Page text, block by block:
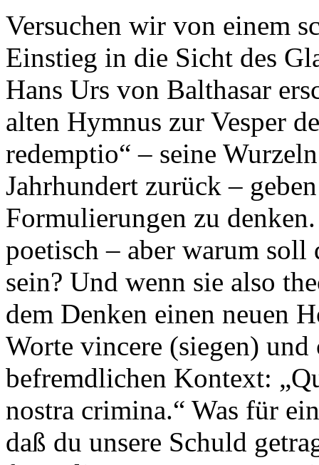
Versuchen wir von einem
Einstieg in die Sicht des
Hans Urs von Balthasar
alten Hymnus zur Vesper
redemptio“ – seine
Jahrhundert zurück –
Formulierungen zu
poetisch – aber warum soll
sein? Und wenn sie also
dem Denken einen neuen
Worte vincere (siegen)
befremdlichen Kontext:
nostra crimina.“ Was für
daß du unsere Schuld